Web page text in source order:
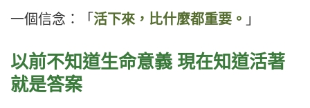
一個信念：「 活下來，比什麼都重要。 」
以前不知道生命意義 現在知道活著
就是答案